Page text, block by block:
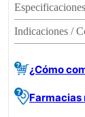
Especificaciones
Indicaciones /
¿Cómo
Farmacias